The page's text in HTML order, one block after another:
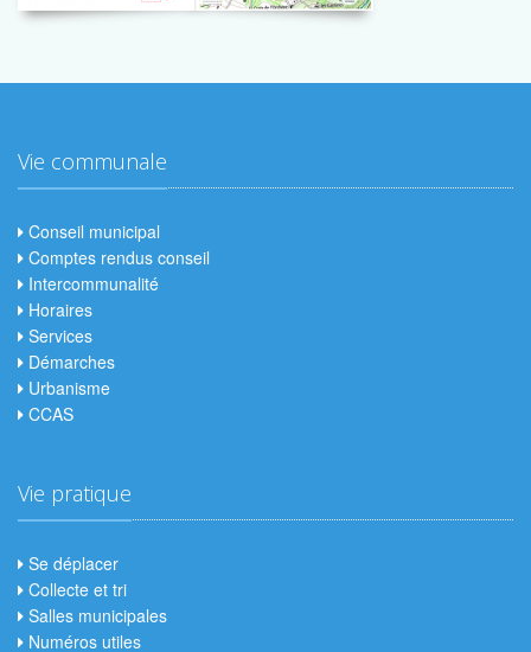
Vie communale
Conseil municipal
Comptes rendus conseil
Intercommunalité
Horaires
Services
Démarches
Urbanisme
CCAS
Vie pratique
Se déplacer
Collecte et tri
Salles municipales
Numéros utiles